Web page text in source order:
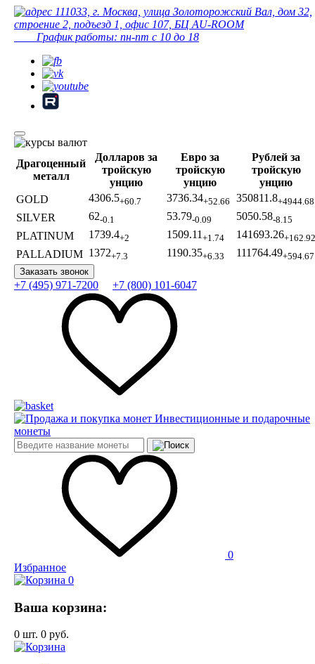
111033, г. Москва, улица Золоторожский Вал, дом 32,
строение 2, подъезд 1, офис 107, БЦ AU-ROOM
График работы: пн-пт с 10 до 18
Драгоценный
металл
Долларов за
тройскую
унцию
Евро за
тройскую
унцию
Рублей за
тройскую
унцию
GOLD
4306.5+60.7 3736.34+52.66 350811.8+4944.68
SILVER 62-0.1 53.79-0.09 5050.58-8.15
PLATINUM 1739.4+2 1509.11 +1.74 141693.26+162.92
PALLADIUM 1372+7.3 1190.35+6.33 111764.49+594.67
Заказать звонок
+7 (495) 971-7200 +7 (800) 101-6047
Инвестиционные и подарочные
монеты
0
Избранное
0
Ваша корзина:
0 шт. 0 руб.